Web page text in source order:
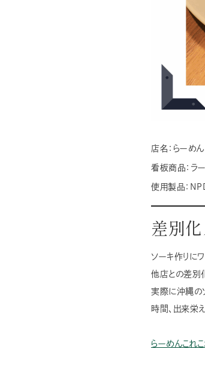
店名： らーめん
看板商品： ラ
使用製品：
差別化
ソーキ作りに
他店との差別
実際に沖縄の
時間、出来栄
らーめんこれ